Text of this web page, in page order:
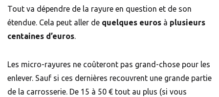
Tout va dépendre de la rayure en question et de son
étendue. Cela peut aller de quelques euros à plusieurs
centaines d’euros.
Les micro-rayures ne coûteront pas grand-chose pour les
enlever. Sauf si ces dernières recouvrent une grande partie
de la carrosserie. De 15 à 50 € tout au plus (si vous